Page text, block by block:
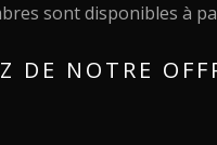
sont disponibles à
DE NOTRE